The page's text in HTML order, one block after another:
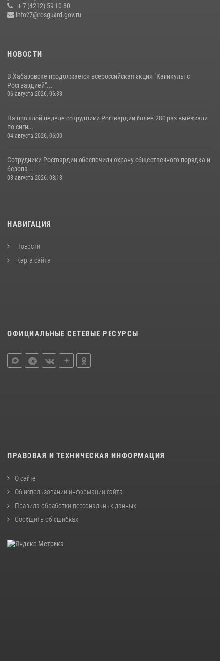
армии Ивана Кирилловича Яковлева
04 августа 2026, 23:41
+ 7 (4212) 59-10-80
info27@rosguard.gov.ru
НОВОСТИ
В Хабаровске продолжается всероссийская акция "Каникулы с
Росгвардией"...
06 августа 2026, 06:33
На прошлой неделе сотрудники Росгвардии более 280 раз выезжали
по сигн...
04 августа 2026, 06:00
Сотрудники Росгвардии обеспечили охрану общественного порядка и
безопа...
03 августа 2026, 03:13
НАВИГАЦИЯ
Новости
Карта сайта
ОФИЦИАЛЬНЫЕ СЕТЕВЫЕ РЕСУРСЫ
ПРАВОВАЯ И ТЕХНИЧЕСКАЯ ИНФОРМАЦИЯ
О сайте
Об использовании информации сайта
Правила обработки персональных данных
Сообщить об ошибках